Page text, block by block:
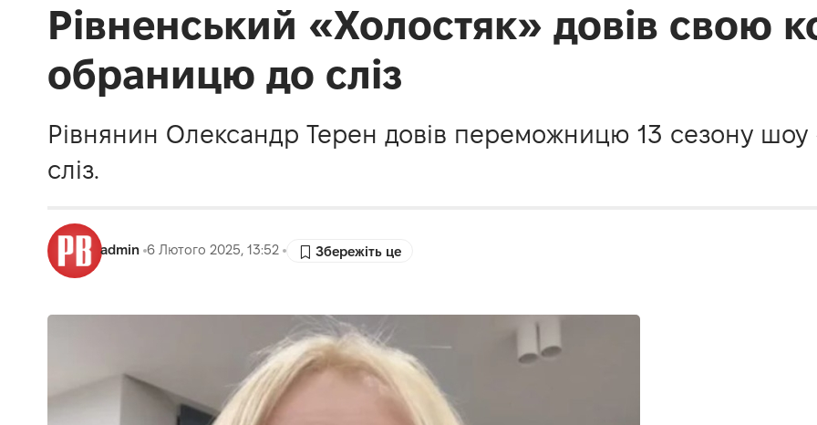
Рівненський «Холостяк» довів свою
обраницю до сліз
Рівнянин Олександр Терен довів переможницю 13 сезону шоу
сліз.
admin 6 Лютого 2025, 13:52